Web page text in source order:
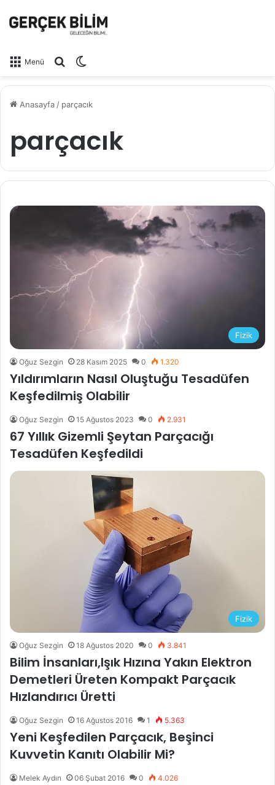
Menü Arama yap ...
Anasayfa / parçacık
parçacık
Fizik
Oğuz Sezgin 28 Kasım 2025 0 1.320
Yıldırımların Nasıl Oluştuğu Tesadüfen
Keşfedilmiş Olabilir
Oğuz Sezgin 15 Ağustos 2023 0 2.931
67 Yıllık Gizemli Şeytan Parçacığı
Tesadüfen Keşfedildi
Fizik
Oğuz Sezgin 18 Ağustos 2020 0 3.841
Bilim İnsanları,Işık Hızına Yakın Elektron
Demetleri Üreten Kompakt Parçacık
Hızlandırıcı Üretti
Oğuz Sezgin 16 Ağustos 2016 1 5.363
Yeni Keşfedilen Parçacık, Beşinci
Kuvvetin Kanıtı Olabilir Mi?
Melek Aydın 06 Şubat 2016 0 4.026